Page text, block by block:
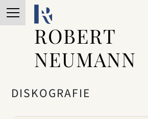
ROBERT
NEUMANN
DISKOGRAFIE